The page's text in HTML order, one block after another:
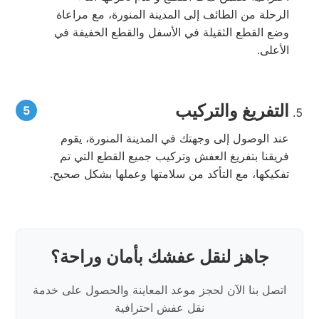
الرحلة من الطائف إلى المدينة المنورة، مع مراعاة
وضع القطع الثقيلة في الأسفل والقطع الخفيفة في
الأعلى.
التفريغ والتركيب
عند الوصول إلى وجهتك في المدينة المنورة، يقوم
فريقنا بتفريغ العفش وتركيب جميع القطع التي تم
تفكيكها، مع التأكد من سلامتها وعملها بشكل صحيح.
جاهز لنقل عفشك بأمان وراحة؟
اتصل بنا الآن لحجز موعد المعاينة والحصول على خدمة
نقل عفش احترافية